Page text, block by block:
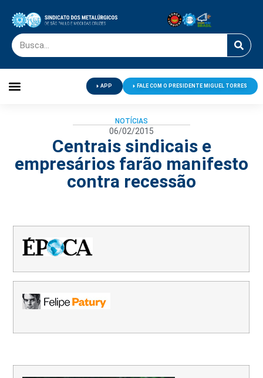
APP FALE COM O PRESIDENTE MIGUEL TORRES
NOTÍCIAS
06/02/2015
Centrais sindicais e
empresários farão manifesto
contra recessão